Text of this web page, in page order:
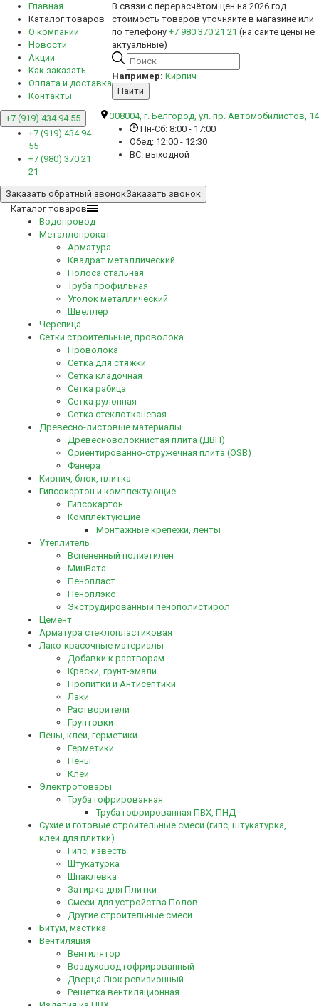
Главная
Каталог товаров
О компании
Новости
Акции
Как заказать
Оплата и доставка
Контакты
308004, г. Белгород, ул. пр. Автомобилистов, 14
Пн-Сб: 8:00 - 17:00
Обед: 12:00 - 12:30
ВС: выходной
В связи с перерасчётом цен на 2026 год
стоимость товаров уточняйте в магазине или
по телефону +7 980 370 21 21 (на сайте цены не
актуальные)
Например: Кирпич
Найти
+7 (919) 434 94 55
+7 (919) 434 94
55
+7 (980) 370 21
21
Заказать обратный звонокЗаказать звонок
Каталог товаров
Водопровод
Металлопрокат
Арматура
Квадрат металлический
Полоса стальная
Труба профильная
Уголок металлический
Швеллер
Черепица
Сетки строительные, проволока
Проволока
Сетка для стяжки
Сетка кладочная
Сетка рабица
Сетка рулонная
Сетка стеклотканевая
Древесно-листовые материалы
Древесноволокнистая плита (ДВП)
Ориентированно-стружечная плита (OSB)
Фанера
Кирпич, блок, плитка
Гипсокартон и комплектующие
Гипсокартон
Комплектующие
Монтажные крепежи, ленты
Утеплитель
Вспененный полиэтилен
МинВата
Пенопласт
Пеноплэкс
Экструдированный пенополистирол
Цемент
Арматура стеклопластиковая
Лако-красочные материалы
Добавки к растворам
Краски, грунт-эмали
Пропитки и Антисептики
Лаки
Растворители
Грунтовки
Пены, клеи, герметики
Герметики
Пены
Клеи
Электротовары
Труба гофрированная
Труба гофрированная ПВХ, ПНД
Сухие и готовые строительные смеси (гипс, штукатурка,
клей для плитки)
Гипс, известь
Штукатурка
Шпаклевка
Затирка для Плитки
Смеси для устройства Полов
Другие строительные смеси
Битум, мастика
Вентиляция
Вентилятор
Воздуховод гофрированный
Дверца Люк ревизионный
Решетка вентиляционная